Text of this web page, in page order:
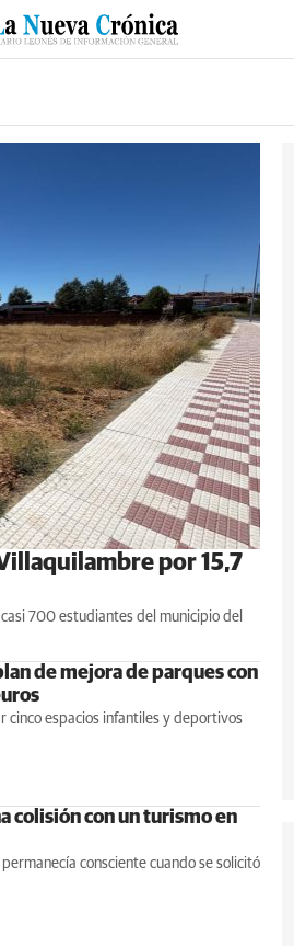
ESPECIALES DEPORTES
por 15,7
700 estudiantes del municipio del
de mejora de parques con
cinco espacios infantiles y deportivos
colisión con un turismo en
consciente cuando se solicitó